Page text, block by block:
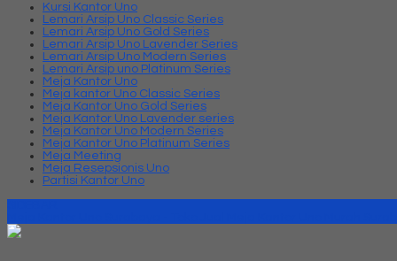
Kursi Kantor Uno
Lemari Arsip Uno Classic Series
Lemari Arsip Uno Gold Series
Lemari Arsip Uno Lavender Series
Lemari Arsip Uno Modern Series
Lemari Arsip uno Platinum Series
Meja Kantor Uno
Meja kantor Uno Classic Series
Meja Kantor Uno Gold Series
Meja Kantor Uno Lavender series
Meja Kantor Uno Modern Series
Meja Kantor Uno Platinum Series
Meja Meeting
Meja Resepsionis Uno
Partisi Kantor Uno